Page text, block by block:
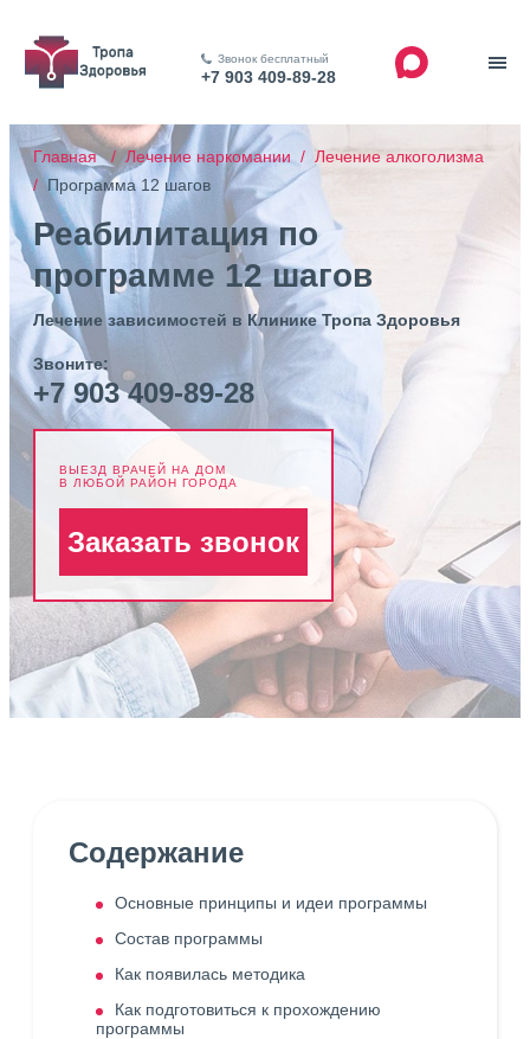
Звонок бесплатный
+7 903 409-89-28
Главная /Лечение наркомании / Лечение алкоголизма
/Программа 12 шагов
Реабилитация по
программе 12 шагов
Лечение зависимостей в Клинике Тропа Здоровья
Звоните:
+7 903 409-89-28
ВЫЕЗД ВРАЧЕЙ НА ДОМ
В ЛЮБОЙ РАЙОН ГОРОДА
Заказать звонок
Содержание
Основные принципы и идеи программы
Состав программы
Как появилась методика
Как подготовиться к прохождению
программы